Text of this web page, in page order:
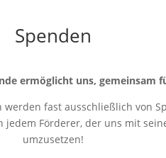
Spenden
ermöglicht uns, gemeinsam
fast ausschließlich von
Förderer, der uns mit
umzusetzen!